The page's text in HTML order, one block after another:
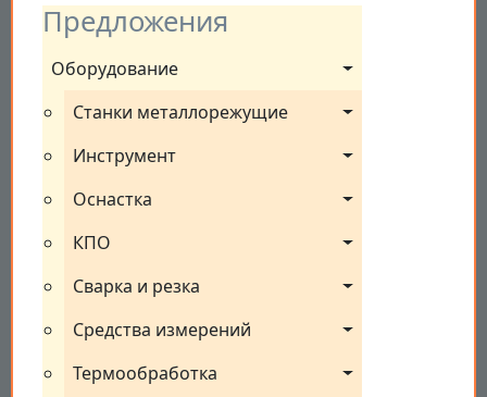
Предложения
Оборудование
Станки металлорежущие
Инструмент
Оснастка
КПО
Сварка и резка
Средства измерений
Термообработка